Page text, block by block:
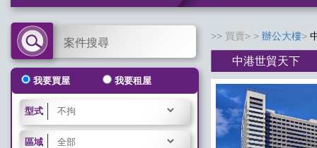
案件搜尋
我要買屋 我要租屋
型式
區域
買賣> 辦公大樓
中港世貿天下